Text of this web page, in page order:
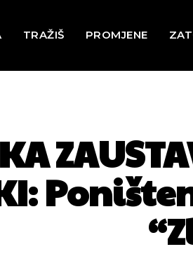
TRAŽIŠ PROMJENE